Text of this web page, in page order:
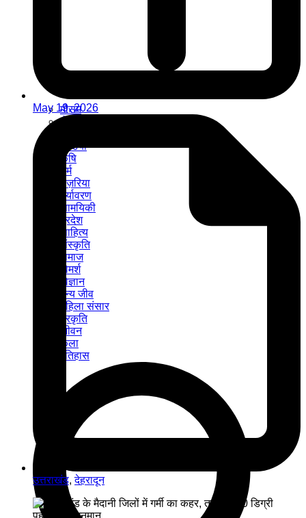
मौसम
रोजगार
मीडिया
कृषि
धर्म
नज़रिया
पर्यावरण
सामयिकी
प्रदेश
साहित्य
संस्कृति
समाज
विमर्श
विज्ञान
वन्य जीव
महिला संसार
प्रकृति
जीवन
कला
इतिहास
May 19, 2026
उत्तराखंड,देहरादून